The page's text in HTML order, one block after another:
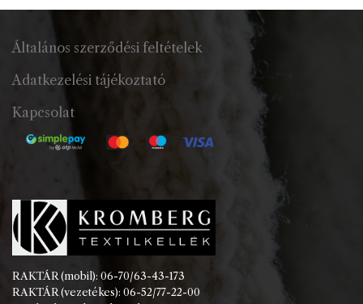
Általános szerződési feltételek
Adatkezelési tájékoztató
Kapcsolat
RAKTÁR (mobil): 06-70/63-43-173
RAKTÁR (vezetékes): 06-52/77-22-00